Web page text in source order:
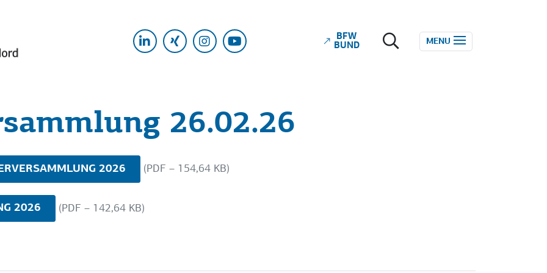
LinkedIn
Xing InstagramYoutube
BFW
BUND
MENU
26.02.26
2026 (PDF – 154,64 KB)
2026 (PDF – 142,64 KB)